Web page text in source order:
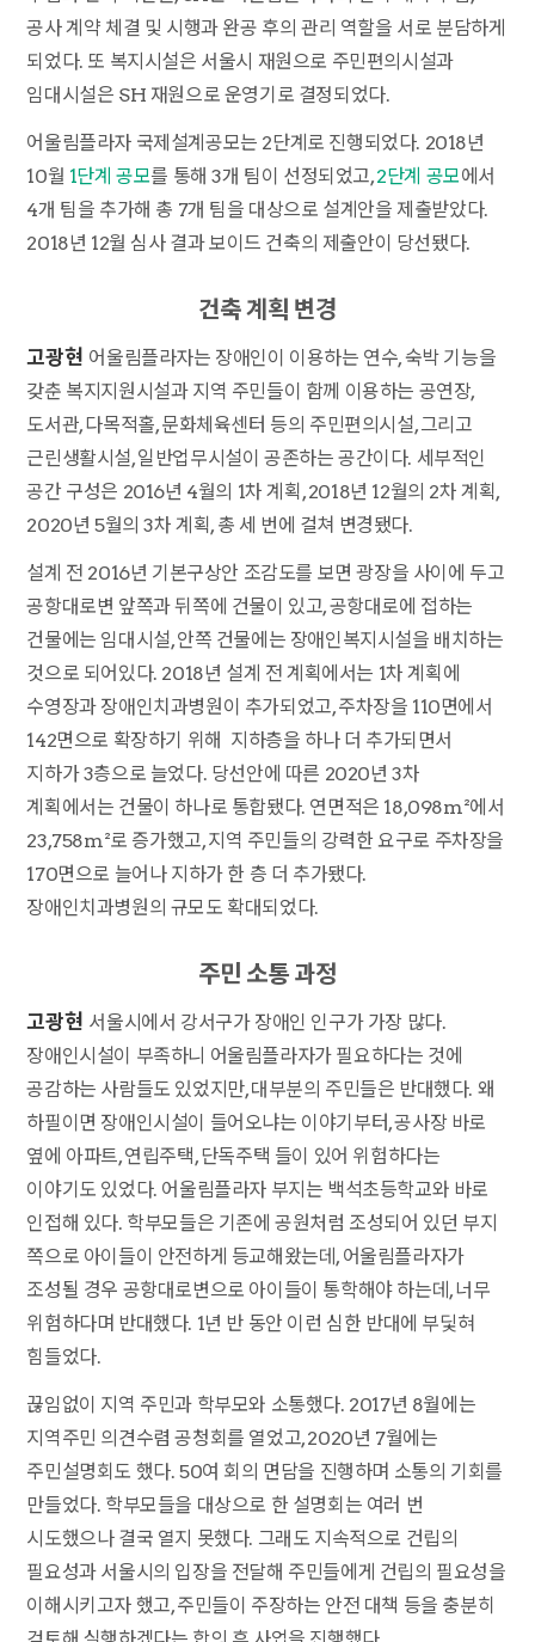
공사 계약 체결 및 시행과 완공 후의 관리 역할을 서로 분담하게
되었다. 또 복지시설은 서울시 재원으로 주민편의시설과
임대시설은 SH 재원으로 운영기로 결정되었다.
어울림플라자 국제설계공모는 2단계로 진행되었다. 2018년
10월 1단계 공모를 통해 3개 팀이 선정되었고,2단계 공모에서
4개 팀을 추가해 총 7개 팀을 대상으로 설계안을 제출받았다.
2018년 12월 심사 결과 보이드 건축의 제출안이 당선됐다.
건축 계획 변경
고광현 어울림플라자는 장애인이 이용하는 연수, 숙박 기능을
갖춘 복지지원시설과 지역 주민들이 함께 이용하는 공연장,
도서관, 다목적홀, 문화체육센터 등의 주민편의시설, 그리고
근린생활시설, 일반업무시설이 공존하는 공간이다. 세부적인
공간 구성은 2016년 4월의 1차 계획, 2018년 12월의 2차 계획,
2020년 5월의 3차 계획, 총 세 번에 걸쳐 변경됐다.
설계 전 2016년 기본구상안 조감도를 보면 광장을 사이에 두고
공항대로변 앞쪽과 뒤쪽에 건물이 있고, 공항대로에 접하는
건물에는 임대시설, 안쪽 건물에는 장애인복지시설을 배치하는
것으로 되어있다. 2018년 설계 전 계획에서는 1차 계획에
수영장과 장애인치과병원이 추가되었고, 주차장을 110면에서
142면으로 확장하기 위해 지하층을 하나 더 추가되면서
지하가 3층으로 늘었다. 당선안에 따른 2020년 3차
계획에서는 건물이 하나로 통합됐다. 연면적은 18,098m²에서
23,758m²로 증가했고, 지역 주민들의 강력한 요구로 주차장을
170면으로 늘어나 지하가 한 층 더 추가됐다.
장애인치과병원의 규모도 확대되었다.
주민 소통 과정
고광현 서울시에서 강서구가 장애인 인구가 가장 많다.
장애인시설이 부족하니 어울림플라자가 필요하다는 것에
공감하는 사람들도 있었지만, 대부분의 주민들은 반대했다. 왜
하필이면 장애인시설이 들어오냐는 이야기부터, 공사장 바로
옆에 아파트, 연립주택, 단독주택 들이 있어 위험하다는
이야기도 있었다. 어울림플라자 부지는 백석초등학교와 바로
인접해 있다. 학부모들은 기존에 공원처럼 조성되어 있던 부지
쪽으로 아이들이 안전하게 등교해왔는데, 어울림플라자가
조성될 경우 공항대로변으로 아이들이 통학해야 하는데, 너무
위험하다며 반대했다. 1년 반 동안 이런 심한 반대에 부딫혀
힘들었다.
끊임없이 지역 주민과 학부모와 소통했다. 2017년 8월에는
지역주민 의견수렴 공청회를 열었고, 2020년 7월에는
주민설명회도 했다. 50여 회의 면담을 진행하며 소통의 기회를
만들었다. 학부모들을 대상으로 한 설명회는 여러 번
시도했으나 결국 열지 못했다. 그래도 지속적으로 건립의
필요성과 서울시의 입장을 전달해 주민들에게 건립의 필요성을
이해시키고자 했고, 주민들이 주장하는 안전 대책 등을 충분히